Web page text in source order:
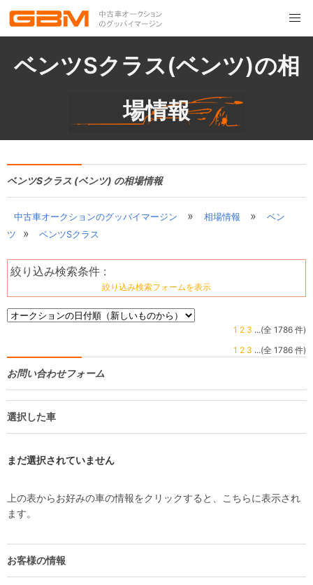
ベンツSクラス(ベンツ)の相
場情報
ベンツSクラス (ベンツ) の相場情報
中古車オークションのグッバイマージン » 相場情報 »
ベン
ツ
» ベンツSクラス
絞り込み検索条件 :
絞り込み検索フォームを表示
1 2 3 ...(全 1786 件)
1 2 3 ...(全 1786 件)
お問い合わせフォーム
選択した車
まだ選択されていません
上の表からお好みの車の情報をクリックすると、こちらに表示され
ます。
お客様の情報